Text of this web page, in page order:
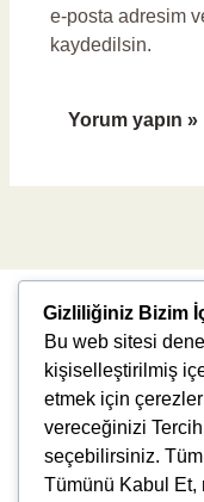
e-posta adresim
kaydedilsin.
Uğur
Gizliliğiniz Bizim
Bu web sitesi
kişiselleştirilmiş
etmek için
vereceğinizi
seçebilirsiniz.
Tümünü Kabul Et,